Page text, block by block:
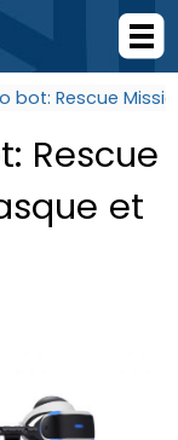
bot: Rescue
Rescue
et